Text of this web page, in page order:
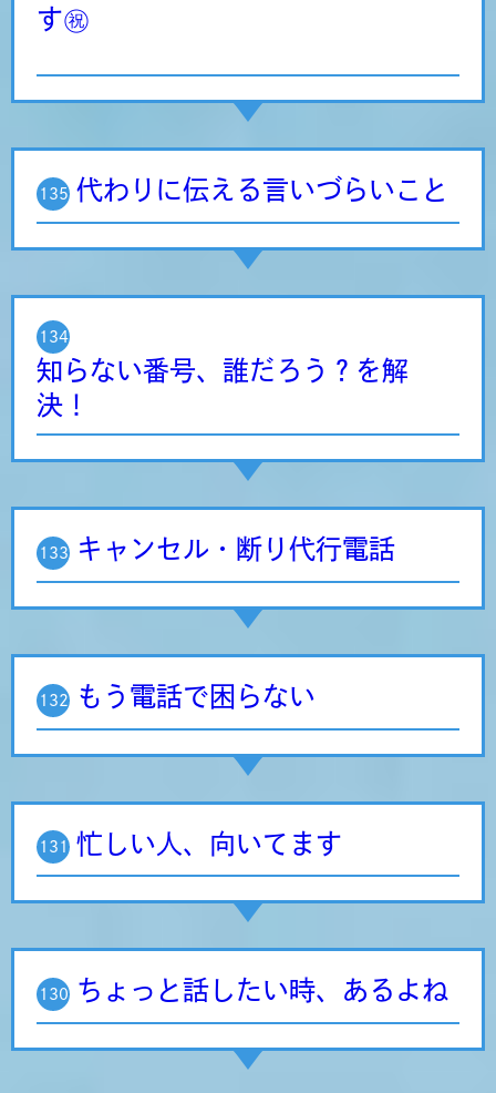
す㊗️
135 代わりに伝える言いづらいこと
134
知らない番号、誰だろう？を解
決！
133 キャンセル・断り代行電話
132 もう電話で困らない
131 忙しい人、向いてます
130 ちょっと話したい時、あるよね